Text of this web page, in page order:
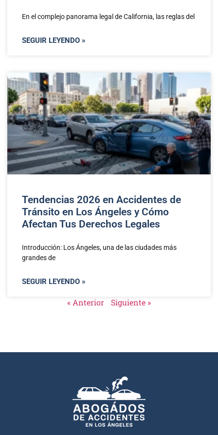
En el complejo panorama legal de California, las reglas del
SEGUIR LEYENDO »
Tendencias 2026 en Accidentes de
Tránsito en Los Ángeles y Cómo
Afectan Tus Derechos Legales
Introducción: Los Ángeles, una de las ciudades más
grandes de
SEGUIR LEYENDO »
« Anterior Siguiente »